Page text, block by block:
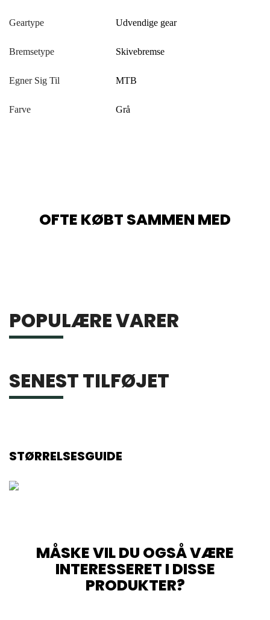
Geartype Udvendige gear
Bremsetype Skivebremse
Egner Sig Til MTB
Farve Grå
OFTE KØBT SAMMEN MED
POPULÆRE VARER
SENEST TILFØJET
STØRRELSESGUIDE
MÅSKE VIL DU OGSÅ VÆRE
INTERESSERET I DISSE
PRODUKTER?